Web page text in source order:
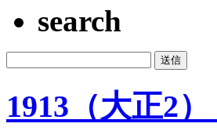
search
1913（大正2